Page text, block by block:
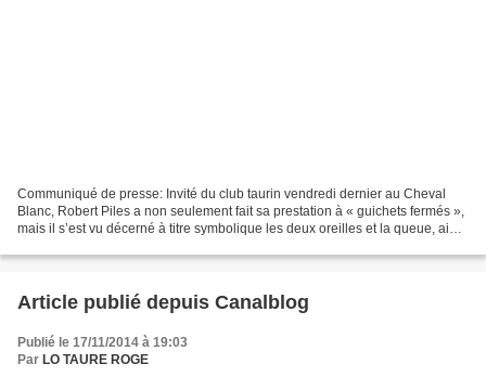
Communiqué de presse: Invité du club taurin vendredi dernier au Cheval
Blanc, Robert Piles a non seulement fait sa prestation à « guichets fermés »,
mais il s’est vu décerné à titre symbolique les deux oreilles et la queue, ainsi
Article publié depuis Canalblog
Publié le 17/11/2014 à 19:03
Par LO TAURE ROGE